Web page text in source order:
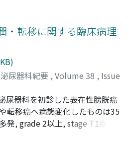
路造影における腎障害はおもに
ると考えられた
腸膀胱に変えた.周術期死亡は
チ縫合不全に対し再手術を行っ
全の1例に輸出脚形成術を行い,
脚の弁不全を2例にみた.I群では,
ルの挿入困難を4例にみた.両群
が, パウチ容量は500 ml以上で,
い
・転移に関する臨床病理
泌尿器科紀要 , Volume 38 , Issue
, 孝幸;竹内, 秀雄;吉田, 修;
Yasunori;Hashimura,
;Yoshida, Osamu
尿器科を初診した表在性膀胱癌
転移癌へ病態変化したものは35
発, grade 2以上, stage T1症例,
化に関して高危険度群であった